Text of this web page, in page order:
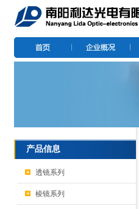
产品信息
透镜系列
棱镜系列